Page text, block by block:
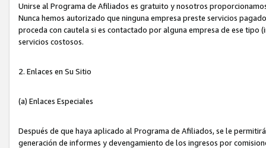
Unirse al Programa de Afiliados es gratuito y nosotros
Nunca hemos autorizado que ninguna empresa preste servicios
proceda con cautela si es contactado por alguna empresa de ese
servicios costosos.
2. Enlaces en Su Sitio
(a) Enlaces Especiales
Después de que haya aplicado al Programa de Afiliados, se le
generación de informes y devengamiento de los ingresos por